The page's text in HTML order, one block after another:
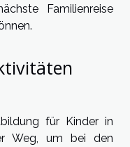
Familienreise
für Kinder in
Weg, um bei den